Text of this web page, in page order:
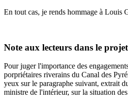
En tout cas, je rends hommage à Louis
Note aux lecteurs dans le
Pour juger l'importance des
porpriétaires riverains du Canal des
yeux sur le paragraphe suivant, extrait
ministre de l'intérieur, sur la situation